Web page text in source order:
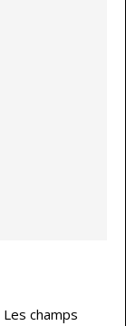
Les champs